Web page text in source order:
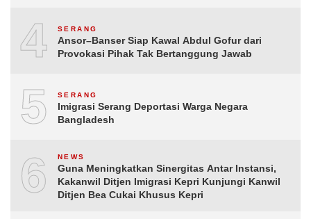
4 SERANG
Ansor–Banser Siap Kawal Abdul Gofur dari
Provokasi Pihak Tak Bertanggung Jawab
5 SERANG
Imigrasi Serang Deportasi Warga Negara
Bangladesh
6 NEWS
Guna Meningkatkan Sinergitas Antar Instansi,
Kakanwil Ditjen Imigrasi Kepri Kunjungi Kanwil
Ditjen Bea Cukai Khusus Kepri